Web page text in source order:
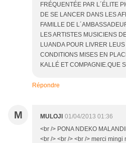
FRÉQUENTÉE PAR L´ÉLITE
DE SE LANCER DANS LES
FAMILLE DE
LES ARTISTES MUSICIENS
LUANDA POUR LIVRER
CONDITIONS MISES EN
KALLÉ ET COMPAGNIE.QUE
Répondre
M MULOJI 01/04/2013 01:36
<br /> PONA NDEKO
<br /> <br /> <br /> merci